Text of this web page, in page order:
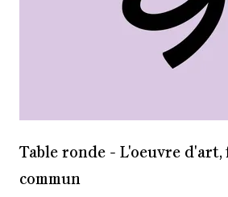
Table ronde - L'oeuvre
commun